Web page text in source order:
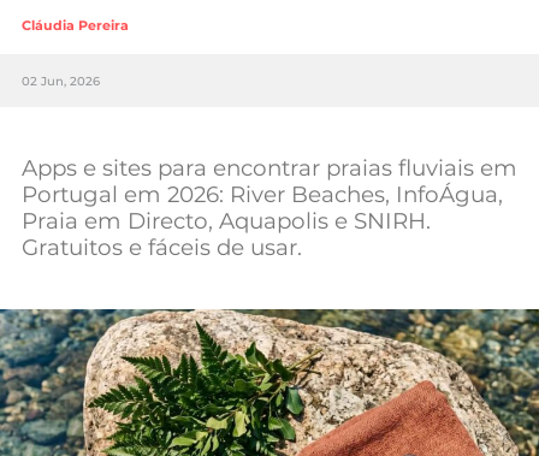
Sociedade
Tecnologia
Negócios
Mundial 2026
Cláudia Pereira
02 Jun, 2026
Apps e sites para encontrar praias fluviais em
Portugal em 2026: River Beaches, InfoÁgua,
Praia em Directo, Aquapolis e SNIRH.
Gratuitos e fáceis de usar.